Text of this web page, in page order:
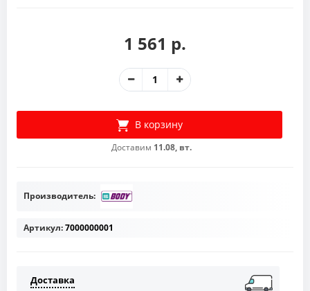
1 561 р.
В корзину
Доставим 11.08, вт.
Производитель:
Артикул:7000000001
Доставка